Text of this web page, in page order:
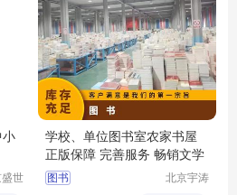
小
世
学校、单位图书室农家书屋
正版保障 完善服务 畅销文学
图书
北京宇涛